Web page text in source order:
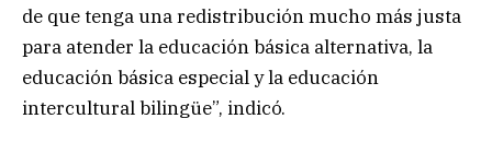
de que tenga una redistribución mucho más justa
para atender la educación básica alternativa, la
educación básica especial y la educación
intercultural bilingüe”, indicó.